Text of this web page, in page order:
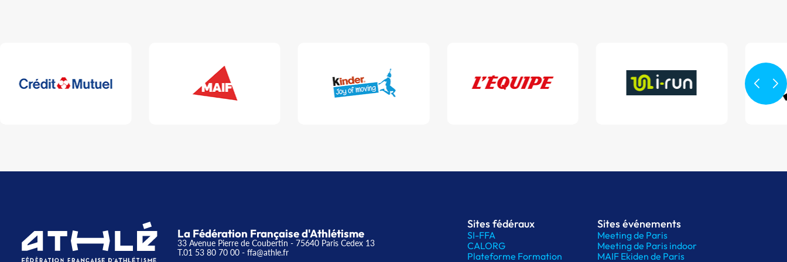
La Fédération Française d'Athlétisme
33 Avenue Pierre de Coubertin - 75640 Paris Cedex 13
T.01 53 80 70 00 - ffa@athle.fr
Sites fédéraux
SI-FFA
CALORG
Plateforme Formation
Sites événements
Meeting de Paris
Meeting de Paris indoor
MAIF Ekiden de Paris